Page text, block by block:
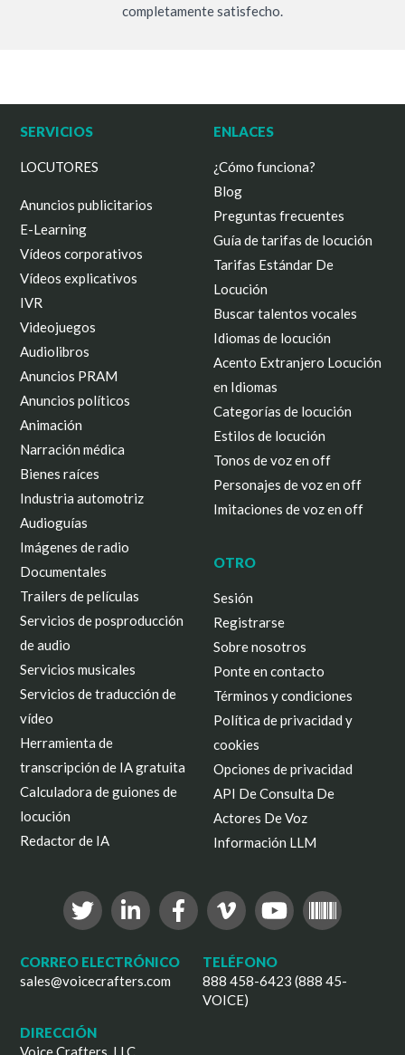
completamente satisfecho.
SERVICIOS
LOCUTORES
Anuncios publicitarios
E-Learning
Vídeos corporativos
Vídeos explicativos
IVR
Videojuegos
Audiolibros
Anuncios PRAM
Anuncios políticos
Animación
Narración médica
Bienes raíces
Industria automotriz
Audioguías
Imágenes de radio
Documentales
Trailers de películas
Servicios de posproducción
de audio
Servicios musicales
Servicios de traducción de
vídeo
Herramienta de
transcripción de IA gratuita
Calculadora de guiones de
locución
Redactor de IA
ENLACES
¿Cómo funciona?
Blog
Preguntas frecuentes
Guía de tarifas de locución
Tarifas Estándar De
Locución
Buscar talentos vocales
Idiomas de locución
Acento Extranjero Locución
en Idiomas
Categorías de locución
Estilos de locución
Tonos de voz en off
Personajes de voz en off
Imitaciones de voz en off
OTRO
Sesión
Registrarse
Sobre nosotros
Ponte en contacto
Términos y condiciones
Política de privacidad y
cookies
Opciones de privacidad
API De Consulta De
Actores De Voz
Información LLM
CORREO ELECTRÓNICO
sales@voicecrafters.com
TELÉFONO
888 458-6423 (888 45-
VOICE)
DIRECCIÓN
Voice Crafters, LLC